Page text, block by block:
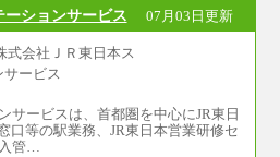
を考慮の上、当社規定により
す
支援金(10,000円）を含む
支援金(月額4,000円）
ションサービス 07月03日更新
サービスは、首都圏を中心にJR東日
口等の駅業務、JR東日本営業研修セ
管…